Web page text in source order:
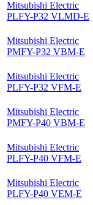
Mitsubishi Electric
PLFY-P32 VLMD-E
Mitsubishi Electric
PMFY-P32 VBM-E
Mitsubishi Electric
PLFY-P32 VFM-E
Mitsubishi Electric
PMFY-P40 VBM-E
Mitsubishi Electric
PLFY-P40 VFM-E
Mitsubishi Electric
PLFY-P40 VEM-E